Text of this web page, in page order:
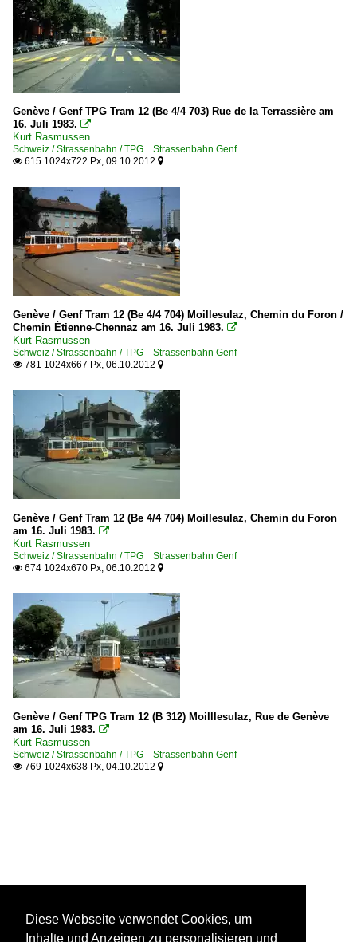
Genève / Genf TPG Tram 12 (Be 4/4 703) Rue de la Terrassière am
16. Juli 1983. 
Kurt Rasmussen
Schweiz / Strassenbahn / TPG Strassenbahn Genf
 615 1024x722 Px, 09.10.2012 
Genève / Genf Tram 12 (Be 4/4 704) Moillesulaz, Chemin du Foron /
Chemin Étienne-Chennaz am 16. Juli 1983. 
Kurt Rasmussen
Schweiz / Strassenbahn / TPG Strassenbahn Genf
 781 1024x667 Px, 06.10.2012 
Genève / Genf Tram 12 (Be 4/4 704) Moillesulaz, Chemin du Foron
am 16. Juli 1983. 
Kurt Rasmussen
Schweiz / Strassenbahn / TPG Strassenbahn Genf
 674 1024x670 Px, 06.10.2012 
Genève / Genf TPG Tram 12 (B 312) Moilllesulaz, Rue de Genève
am 16. Juli 1983. 
Kurt Rasmussen
Schweiz / Strassenbahn / TPG Strassenbahn Genf
 769 1024x638 Px, 04.10.2012 
Diese Webseite verwendet Cookies, um
Inhalte und Anzeigen zu personalisieren und